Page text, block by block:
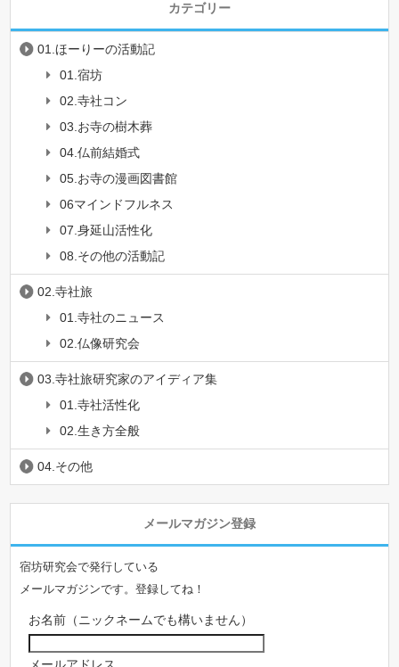
カテゴリー
01.ほーりーの活動記
01.宿坊
02.寺社コン
03.お寺の樹木葬
04.仏前結婚式
05.お寺の漫画図書館
06マインドフルネス
07.身延山活性化
08.その他の活動記
02.寺社旅
01.寺社のニュース
02.仏像研究会
03.寺社旅研究家のアイディア集
01.寺社活性化
02.生き方全般
04.その他
メールマガジン登録
宿坊研究会で発行している
メールマガジンです。登録してね！
お名前（ニックネームでも構いません）